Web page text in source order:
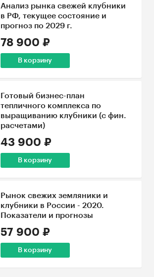
Анализ рынка свежей клубники
в РФ, текущее состояние и
прогноз по 2029 г.
78 900 ₽
В корзину
Готовый бизнес-план
тепличного комплекса по
выращиванию клубники (с фин.
расчетами)
43 900 ₽
В корзину
Рынок свежих земляники и
клубники в России - 2020.
Показатели и прогнозы
57 900 ₽
В корзину